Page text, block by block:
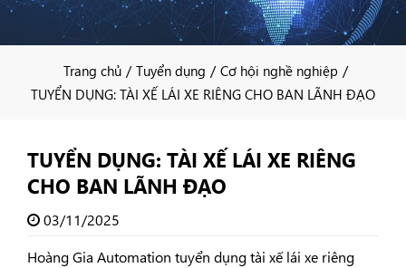
Trang chủ / Tuyển dụng / Cơ hội nghề nghiệp /
TUYỂN DỤNG: TÀI XẾ LÁI XE RIÊNG CHO BAN LÃNH ĐẠO
TUYỂN DỤNG: TÀI XẾ LÁI XE RIÊNG
CHO BAN LÃNH ĐẠO
03/11/2025
Hoàng Gia Automation tuyển dụng tài xế lái xe riêng